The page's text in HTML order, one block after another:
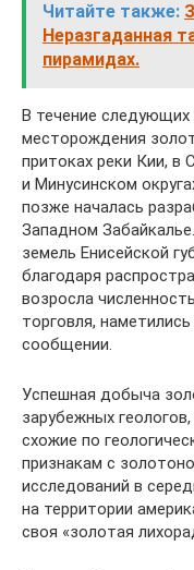
Читайте также:
Неразгаданная
пирамидах.
В течение
месторождения
притоках реки Кии, в
и Минусинском
позже началась
Западном
земель Енисейской
благодаря
возросла
торговля,
сообщении.
Успешная добыча
зарубежных
схожие по
признакам с
исследований в
на территории
своя «золотая